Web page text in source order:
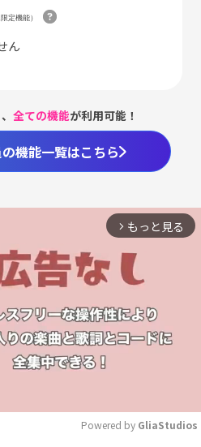
定機能）
ん
全ての機能が利用可能！
機能一覧はこちら
arrow_forward_ios もっと見る
Powered by GliaStudios